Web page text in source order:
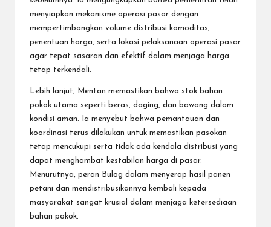
menyiapkan mekanisme operasi pasar dengan
mempertimbangkan volume distribusi komoditas,
penentuan harga, serta lokasi pelaksanaan operasi pasar
agar tepat sasaran dan efektif dalam menjaga harga
tetap terkendali.
Lebih lanjut, Mentan memastikan bahwa stok bahan
pokok utama seperti beras, daging, dan bawang dalam
kondisi aman. Ia menyebut bahwa pemantauan dan
koordinasi terus dilakukan untuk memastikan pasokan
tetap mencukupi serta tidak ada kendala distribusi yang
dapat menghambat kestabilan harga di pasar.
Menurutnya, peran Bulog dalam menyerap hasil panen
petani dan mendistribusikannya kembali kepada
masyarakat sangat krusial dalam menjaga ketersediaan
bahan pokok.